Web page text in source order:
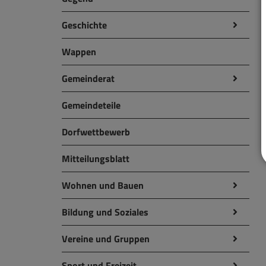
Geschichte
Wappen
Gemeinderat
Gemeindeteile
Dorfwettbewerb
Mitteilungsblatt
Wohnen und Bauen
Bildung und Soziales
Vereine und Gruppen